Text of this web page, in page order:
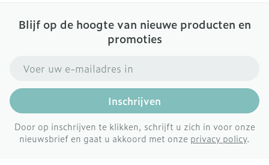
Blijf op de hoogte van nieuwe producten en
promoties
Inschrijven
Door op inschrijven te klikken, schrijft u zich in voor onze
nieuwsbrief en gaat u akkoord met onze privacy policy.